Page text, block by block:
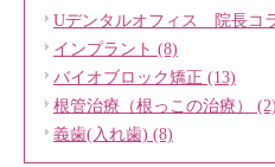
Uデンタルオフィス 院長コ
インプラント (8)
バイオブロック矯正 (13)
根管治療（根っこの治療） (2)
義歯(入れ歯) (8)